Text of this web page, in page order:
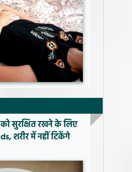
सुरक्षित रखने के लिए
शरीर में नहीं टिकेंगे